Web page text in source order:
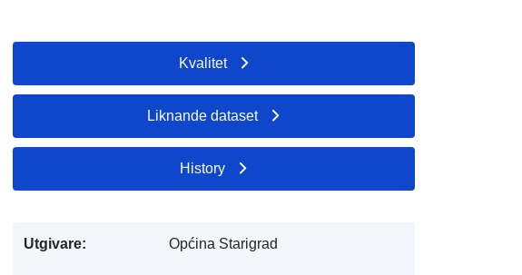
Kvalitet
Liknande dataset
History
Utgivare: Općina Starigrad